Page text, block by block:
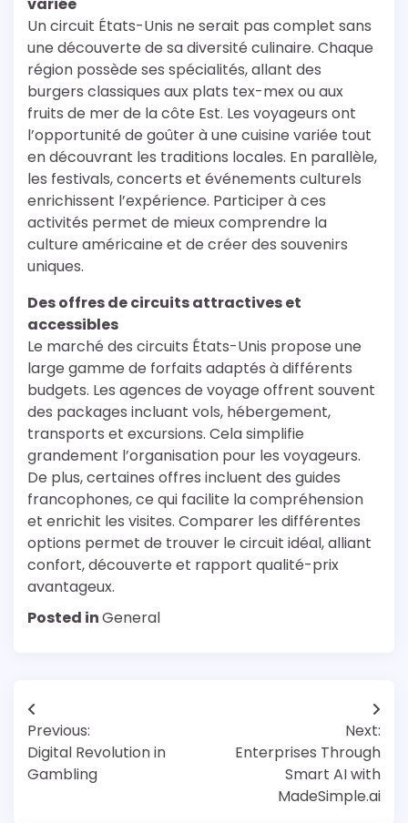
Un circuit États-Unis ne serait pas complet sans
une découverte de sa diversité culinaire. Chaque
région possède ses spécialités, allant des
burgers classiques aux plats tex-mex ou aux
fruits de mer de la côte Est. Les voyageurs ont
l’opportunité de goûter à une cuisine variée tout
en découvrant les traditions locales. En parallèle,
les festivals, concerts et événements culturels
enrichissent l’expérience. Participer à ces
activités permet de mieux comprendre la
culture américaine et de créer des souvenirs
uniques.
Des offres de circuits attractives et
accessibles
Le marché des circuits États-Unis propose une
large gamme de forfaits adaptés à différents
budgets. Les agences de voyage offrent souvent
des packages incluant vols, hébergement,
transports et excursions. Cela simplifie
grandement l’organisation pour les voyageurs.
De plus, certaines offres incluent des guides
francophones, ce qui facilite la compréhension
et enrichit les visites. Comparer les différentes
options permet de trouver le circuit idéal, alliant
confort, découverte et rapport qualité-prix
avantageux.
Posted inGeneral
Post
navigation
Previous:
Digital Revolution in
Gambling
Next:
Enterprises Through
Smart AI with
MadeSimple.ai